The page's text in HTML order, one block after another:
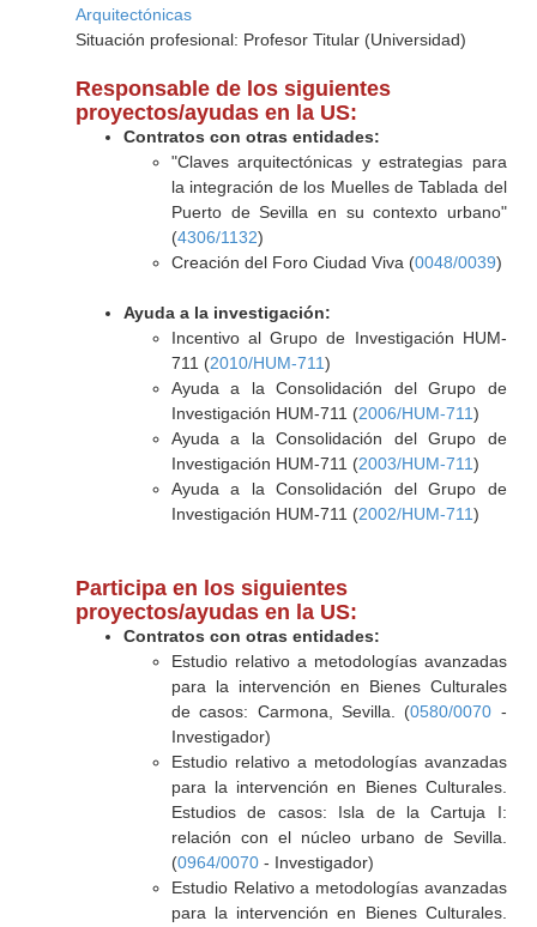
Arquitectónicas
Situación profesional: Profesor Titular (Universidad)
Responsable de los siguientes
proyectos/ayudas en la US:
Contratos con otras entidades:
"Claves arquitectónicas y estrategias para
la integración de los Muelles de Tablada del
Puerto de Sevilla en su contexto urbano"
(4306/1132)
Creación del Foro Ciudad Viva (0048/0039)
Ayuda a la investigación:
Incentivo al Grupo de Investigación HUM-
711 (2010/HUM-711)
Ayuda a la Consolidación del Grupo de
Investigación HUM-711 (2006/HUM-711)
Ayuda a la Consolidación del Grupo de
Investigación HUM-711 (2003/HUM-711)
Ayuda a la Consolidación del Grupo de
Investigación HUM-711 (2002/HUM-711)
Participa en los siguientes
proyectos/ayudas en la US:
Contratos con otras entidades:
Estudio relativo a metodologías avanzadas
para la intervención en Bienes Culturales
de casos: Carmona, Sevilla. (0580/0070 -
Investigador)
Estudio relativo a metodologías avanzadas
para la intervención en Bienes Culturales.
Estudios de casos: Isla de la Cartuja I:
relación con el núcleo urbano de Sevilla.
(0964/0070- Investigador)
Estudio Relativo a metodologías avanzadas
para la intervención en Bienes Culturales.